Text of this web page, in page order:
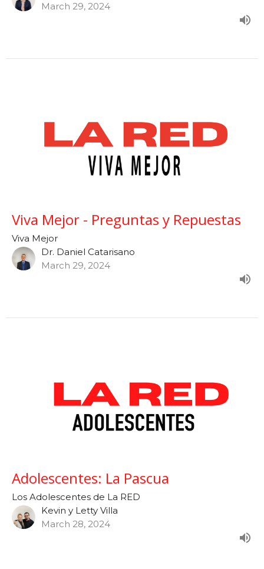
March 29, 2024
Viva Mejor - Preguntas y Repuestas
Viva Mejor
Dr. Daniel Catarisano
March 29, 2024
Adolescentes: La Pascua
Los Adolescentes de La RED
Kevin y Letty Villa
March 28, 2024